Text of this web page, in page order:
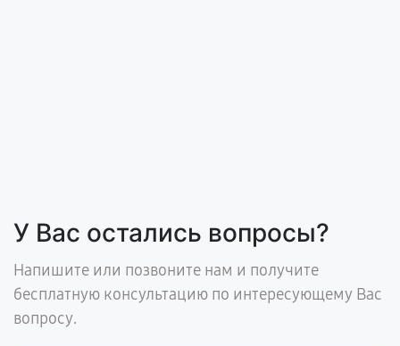
У Вас остались вопросы?
Напишите или позвоните нам и получите
бесплатную консультацию по интересующему Вас
вопросу.